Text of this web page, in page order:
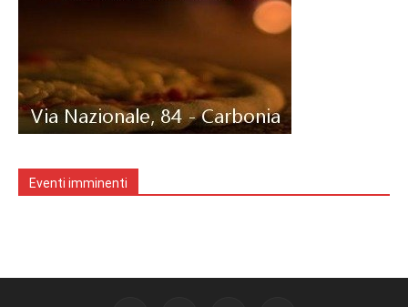
Eventi imminenti